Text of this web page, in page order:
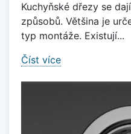
Kuchyňské dřezy se
způsobů. Většina je
typ montáže. Existují...
Číst více